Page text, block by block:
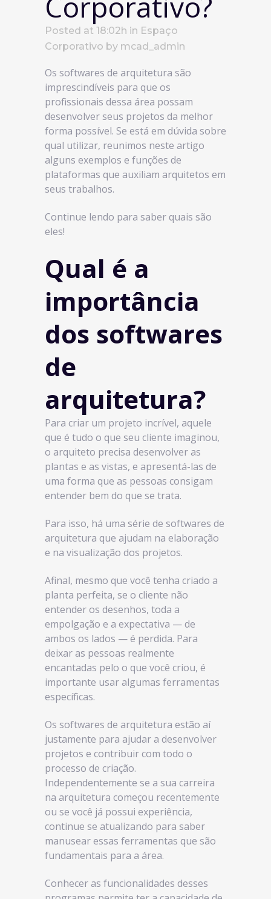
Posted at 18:02h in Espaço
Corporativo by mcad_admin
Os softwares de arquitetura são
imprescindíveis para que os
profissionais dessa área possam
desenvolver seus projetos da melhor
forma possível. Se está em dúvida sobre
qual utilizar, reunimos neste artigo
alguns exemplos e funções de
plataformas que auxiliam arquitetos em
seus trabalhos.
Continue lendo para saber quais são
eles!
Qual é a
importância
dos softwares
de
arquitetura?
Para criar um projeto incrível, aquele
que é tudo o que seu cliente imaginou,
o arquiteto precisa desenvolver as
plantas e as vistas, e apresentá-las de
uma forma que as pessoas consigam
entender bem do que se trata.
Para isso, há uma série de softwares de
arquitetura que ajudam na elaboração
e na visualização dos projetos.
Afinal, mesmo que você tenha criado a
planta perfeita, se o cliente não
entender os desenhos, toda a
empolgação e a expectativa — de
ambos os lados — é perdida. Para
deixar as pessoas realmente
encantadas pelo o que você criou, é
importante usar algumas ferramentas
específicas.
Os softwares de arquitetura estão aí
justamente para ajudar a desenvolver
projetos e contribuir com todo o
processo de criação.
Independentemente se a sua carreira
na arquitetura começou recentemente
ou se você já possui experiência,
continue se atualizando para saber
manusear essas ferramentas que são
fundamentais para a área.
Conhecer as funcionalidades desses